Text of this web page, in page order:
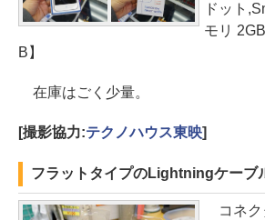
ドット
モリ
B】
在庫はごく少量。
[撮影協力:テクノハウス東映]
フラットタイプのLightningケーブ
コネク